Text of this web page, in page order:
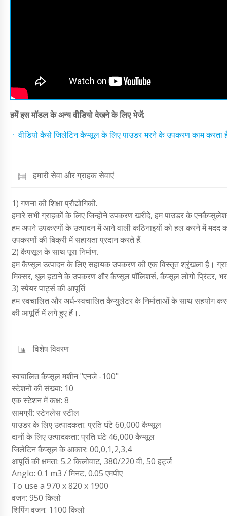
हमें इस मॉडल के अन्य वीडियो देखने के लिए भेजें:
वीडियो कैसे जिलेटिन कैप्सूल के लिए पाउडर भरने के उपकरण काम करता
हमारी सेवा और ग्राहक सेवाएं
1) गणना की शिक्षा प्रौद्योगिकी.
हमारे सभी ग्राहकों के लिए जिन्होंने उपकरण खरीदे, हम पाउडर के
हम अपने उपकरणों के उत्पादन में आने वाली कठिनाइयों को हल करने में मदद
उपकरणों की बिक्री में सहायता प्रदान करते हैं.
2) कैपसूल के साथ पूरा निर्माण.
हम कैप्सूल उत्पादन के लिए सहायक उपकरण की एक विस्तृत श्रृंखला है।
मिक्सर, धूल हटाने के उपकरण और कैप्सूल पॉलिशर्स, कैप्सूल लोगो
3) स्पेयर पार्ट्स की आपूर्ति
हम स्वचालित और अर्ध-स्वचालित कैप्युलेटर के निर्माताओं के साथ सहयोग
की आपूर्ति में लगे हुए हैं।.
विशेष विवरण
स्वचालित कैप्सूल मशीन "एनजे -100"
स्टेशनों की संख्या: 10
एक स्टेशन में कक्ष: 8
सामग्री: स्टेनलेस स्टील
पाउडर के लिए उत्पादकता: प्रति घंटे 60,000 कैप्सूल
दानों के लिए उत्पादकता: प्रति घंटे 46,000 कैप्सूल
जिलेटिन कैप्सूल के आकार: 00,0,1,2,3,4
आपूर्ति की क्षमता: 5.2 किलोवाट, 380/220 वी, 50 हर्ट्ज
Anglo: 0.1 m3 / मिनट, 0.05 एमपीए
To use a 970 x 820 x 1900
वजन: 950 किलो
शिपिंग वजन: 1100 किलो